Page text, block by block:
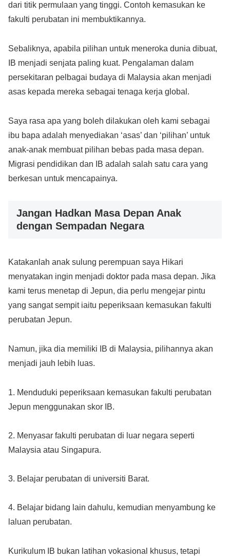
dari titik permulaan yang tinggi. Contoh kemasukan ke
fakulti perubatan ini membuktikannya.
Sebaliknya, apabila pilihan untuk meneroka dunia dibuat,
IB menjadi senjata paling kuat. Pengalaman dalam
persekitaran pelbagai budaya di Malaysia akan menjadi
asas kepada mereka sebagai tenaga kerja global.
Saya rasa apa yang boleh dilakukan oleh kami sebagai
ibu bapa adalah menyediakan ‘asas’ dan ‘pilihan’ untuk
anak-anak membuat pilihan bebas pada masa depan.
Migrasi pendidikan dan IB adalah salah satu cara yang
berkesan untuk mencapainya.
Jangan Hadkan Masa Depan Anak
dengan Sempadan Negara
Katakanlah anak sulung perempuan saya Hikari
menyatakan ingin menjadi doktor pada masa depan. Jika
kami terus menetap di Jepun, dia perlu mengejar pintu
yang sangat sempit iaitu peperiksaan kemasukan fakulti
perubatan Jepun.
Namun, jika dia memiliki IB di Malaysia, pilihannya akan
menjadi jauh lebih luas.
1. Menduduki peperiksaan kemasukan fakulti perubatan
Jepun menggunakan skor IB.
2. Menyasar fakulti perubatan di luar negara seperti
Malaysia atau Singapura.
3. Belajar perubatan di universiti Barat.
4. Belajar bidang lain dahulu, kemudian menyambung ke
laluan perubatan.
Kurikulum IB bukan latihan vokasional khusus, tetapi